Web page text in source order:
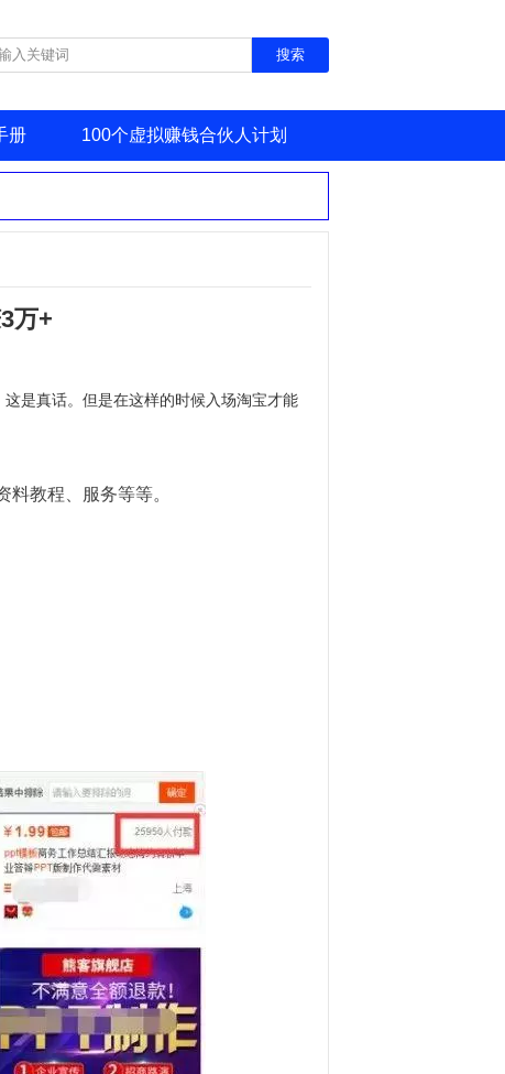
册 100个虚拟赚钱合伙人计划
万+
是真话。但是在这样的时候入场淘宝才能
教程、服务等等。